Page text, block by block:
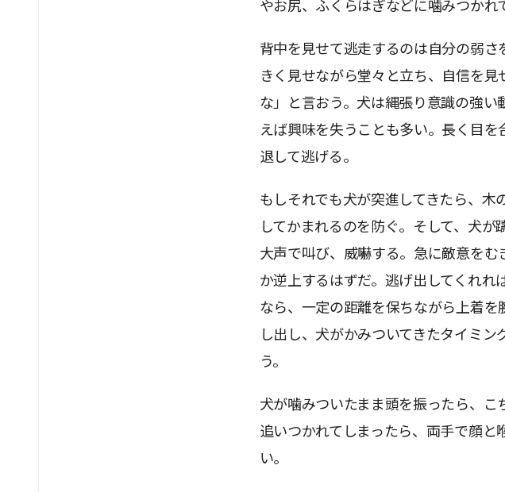
やお尻、ふくらはぎなどに噛みつかれ
背中を見せて逃走するのは自分の弱
きく見せながら堂々と立ち、自信を
な」と言おう。犬は縄張り意識の強
えば興味を失うことも多い。長く目
退して逃げる。
もしそれでも犬が突進してきたら、木
してかまれるのを防ぐ。そして、犬
大声で叫び、威嚇する。急に敵意を
か逆上するはずだ。逃げ出してくれれ
なら、一定の距離を保ちながら上着
し出し、犬がかみついてきたタイミ
う。
犬が噛みついたまま頭を振ったら、
追いつかれてしまったら、両手で顔
い。